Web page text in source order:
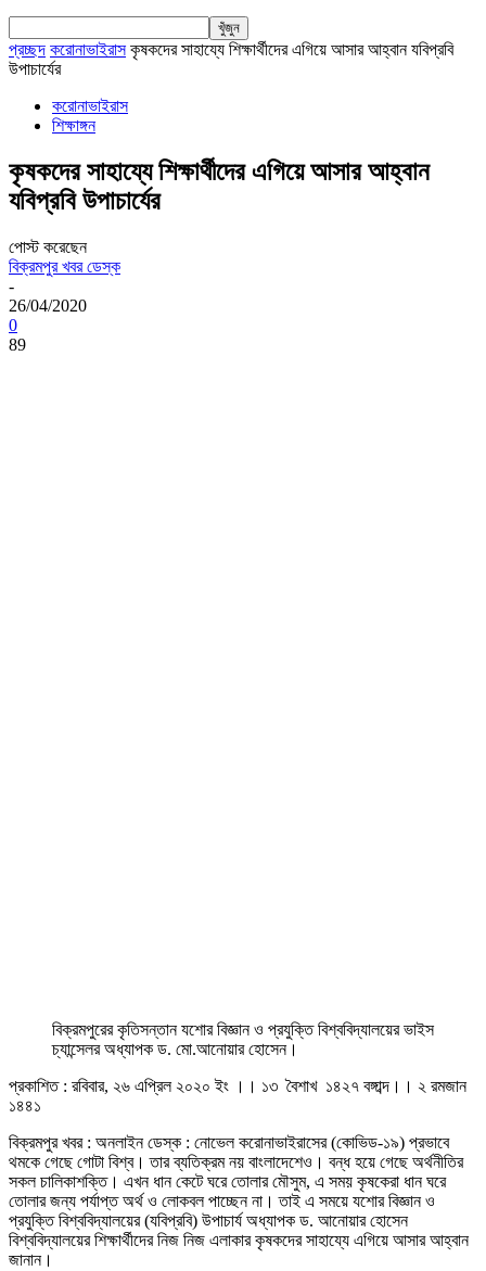
প্রচ্ছদ করোনাভাইরাস কৃষকদের সাহায্যে শিক্ষার্থীদের এগিয়ে আসার আহ্বান যবিপ্রবি
উপাচার্যের
করোনাভাইরাস
শিক্ষাঙ্গন
কৃষকদের সাহায্যে শিক্ষার্থীদের এগিয়ে আসার আহ্বান
যবিপ্রবি উপাচার্যের
পোস্ট করেছেন
বিক্রমপুর খবর ডেস্ক
-
26/04/2020
0
89
বিক্রমপুরের কৃতিসন্তান যশোর বিজ্ঞান ও প্রযুক্তি বিশ্ববিদ্যালয়ের ভাইস
চ্যান্সেলর অধ্যাপক ড. মো.আনোয়ার হোসেন।
প্রকাশিত : রবিবার, ২৬ এপ্রিল ২০২০ ইং ।। ১৩ বৈশাখ ১৪২৭ বঙ্গাব্দ।। ২ রমজান
১৪৪১
বিক্রমপুর খবর : অনলাইন ডেস্ক : নোভেল করোনাভাইরাসের (কোভিড-১৯) প্রভাবে
থমকে গেছে গোটা বিশ্ব। তার ব্যতিক্রম নয় বাংলাদেশেও। বন্ধ হয়ে গেছে অর্থনীতির
সকল চালিকাশক্তি। এখন ধান কেটে ঘরে তোলার মৌসুম, এ সময় কৃষকেরা ধান ঘরে
তোলার জন্য পর্যাপ্ত অর্থ ও লোকবল পাচ্ছেন না। তাই এ সময়ে যশোর বিজ্ঞান ও
প্রযুক্তি বিশ্ববিদ্যালয়ের (যবিপ্রবি) উপাচার্য অধ্যাপক ড. আনোয়ার হোসেন
বিশ্ববিদ্যালয়ের শিক্ষার্থীদের নিজ নিজ এলাকার কৃষকদের সাহায্যে এগিয়ে আসার আহ্বান
জানান।